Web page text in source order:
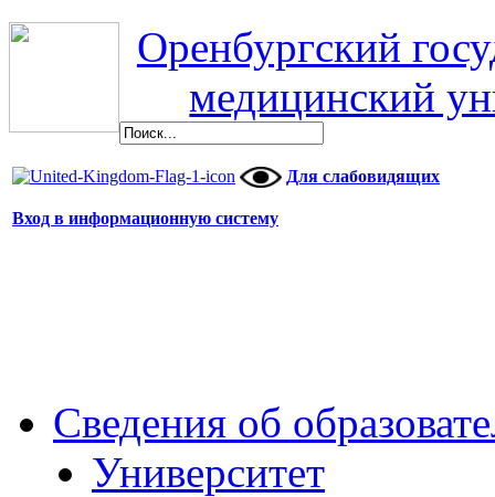
Оренбургский
медицинский
Для слабовидящих
Вход в информационную систему
Сведения об
Университет